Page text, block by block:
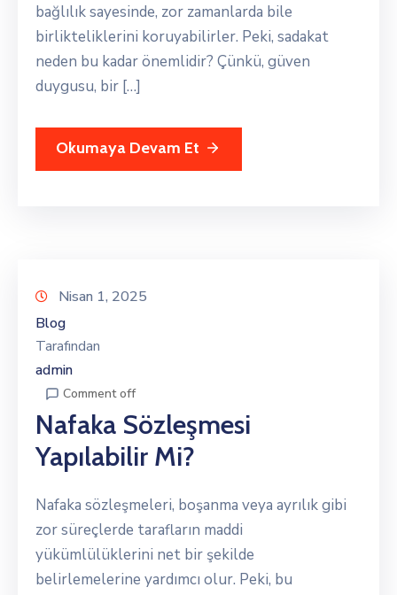
bağlılık sayesinde, zor zamanlarda bile
birlikteliklerini koruyabilirler. Peki, sadakat
neden bu kadar önemlidir? Çünkü, güven
duygusu, bir […]
Okumaya Devam Et
Nisan 1, 2025
Blog
Tarafından
admin
Comment off
Nafaka Sözleşmesi
Yapılabilir Mi?
Nafaka sözleşmeleri, boşanma veya ayrılık gibi
zor süreçlerde tarafların maddi
yükümlülüklerini net bir şekilde
belirlemelerine yardımcı olur. Peki, bu